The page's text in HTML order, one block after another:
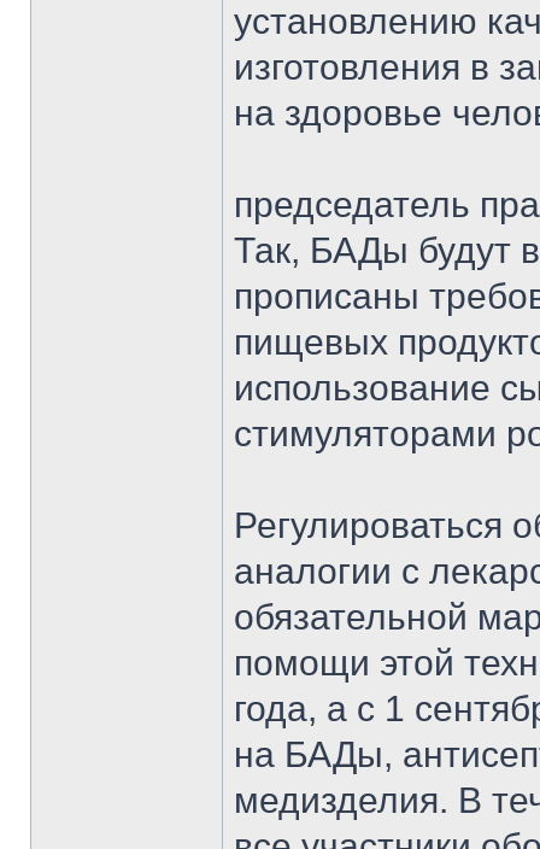
установлению
изготовления в
на здоровье
председатель
Так, БАДы будут
прописаны
пищевых
использование
стимуляторами
Регулироваться
аналогии с
обязательной
помощи этой
года, а с 1
на БАДы,
медизделия. В